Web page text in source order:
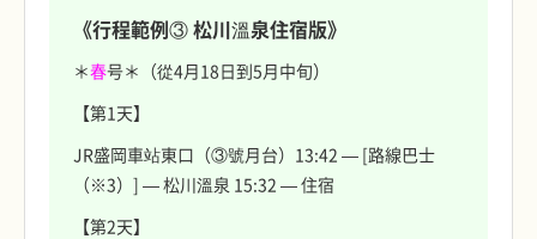
《行程範例③ 松川溫泉住宿版》
＊春号＊（從4月18日到5月中旬）
【第1天】
JR盛岡車站東口（③號月台）13:42 — [路線巴士
（※3）] — 松川溫泉 15:32 — 住宿
【第2天】